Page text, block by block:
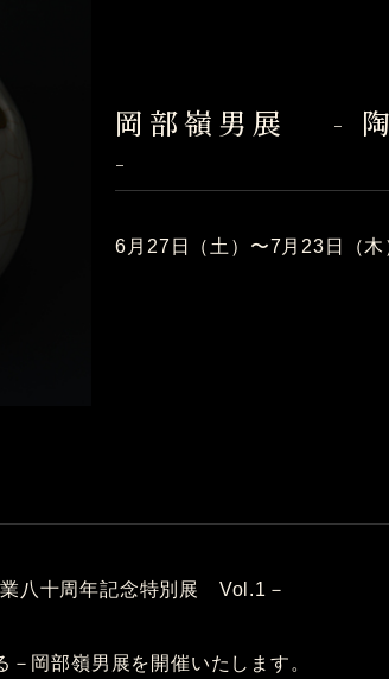
岡部嶺男展 - 陶
-
6月27日（土）〜7月23日（木
業八十周年記念特別展 Vol.1－
岡部嶺男展を開催いたします。